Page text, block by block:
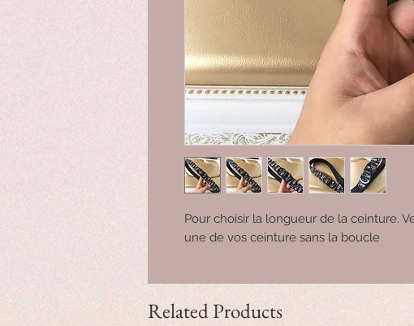
Pour choisir la longueur de la ceinture.
une de vos ceinture sans la boucle
Related Products